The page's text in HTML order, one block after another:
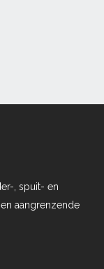
, spuit- en
aangrenzende